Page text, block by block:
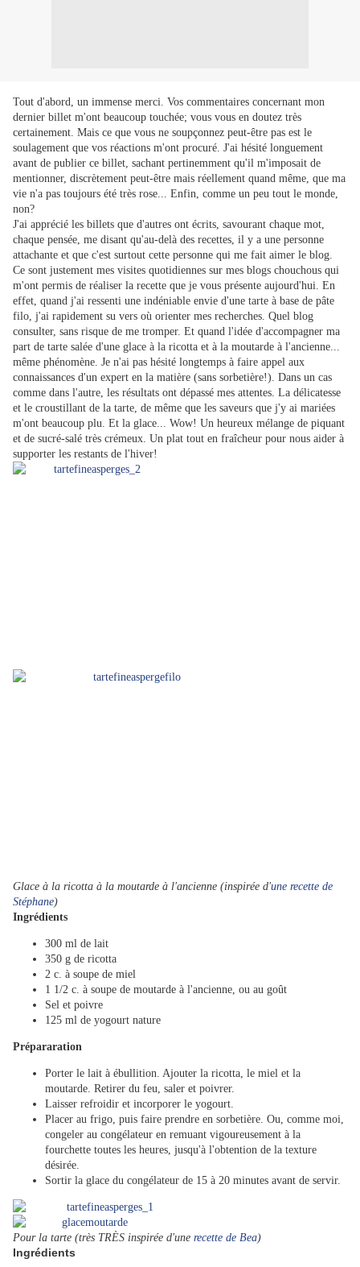
Tout d'abord, un immense merci. Vos commentaires concernant mon
dernier billet m'ont beaucoup touchée; vous vous en doutez très
certainement. Mais ce que vous ne soupçonnez peut-être pas est le
soulagement que vos réactions m'ont procuré. J'ai hésité longuement
avant de publier ce billet, sachant pertinemment qu'il m'imposait de
mentionner, discrètement peut-être mais réellement quand même, que ma
vie n'a pas toujours été très rose... Enfin, comme un peu tout le monde,
non?
J'ai apprécié les billets que d'autres ont écrits, savourant chaque mot,
chaque pensée, me disant qu'au-delà des recettes, il y a une personne
attachante et que c'est surtout cette personne qui me fait aimer le blog.
Ce sont justement mes visites quotidiennes sur mes blogs chouchous qui
m'ont permis de réaliser la recette que je vous présente aujourd'hui. En
effet, quand j'ai ressenti une indéniable envie d'une tarte à base de pâte
filo, j'ai rapidement su vers où orienter mes recherches. Quel blog
consulter, sans risque de me tromper. Et quand l'idée d'accompagner ma
part de tarte salée d'une glace à la ricotta et à la moutarde à l'ancienne...
même phénomène. Je n'ai pas hésité longtemps à faire appel aux
connaissances d'un expert en la matière (sans sorbetière!). Dans un cas
comme dans l'autre, les résultats ont dépassé mes attentes. La délicatesse
et le croustillant de la tarte, de même que les saveurs que j'y ai mariées
m'ont beaucoup plu. Et la glace... Wow! Un heureux mélange de piquant
et de sucré-salé très crémeux. Un plat tout en fraîcheur pour nous aider à
supporter les restants de l'hiver!
Glace à la ricotta à la moutarde à l'ancienne (inspirée d'une recette de
Stéphane)
Ingrédients
300 ml de lait
350 g de ricotta
2 c. à soupe de miel
1 1/2 c. à soupe de moutarde à l'ancienne, ou au goût
Sel et poivre
125 ml de yogourt nature
Prépararation
Porter le lait à ébullition. Ajouter la ricotta, le miel et la
moutarde. Retirer du feu, saler et poivrer.
Laisser refroidir et incorporer le yogourt.
Placer au frigo, puis faire prendre en sorbetière. Ou, comme moi,
congeler au congélateur en remuant vigoureusement à la
fourchette toutes les heures, jusqu'à l'obtention de la texture
désirée.
Sortir la glace du congélateur de 15 à 20 minutes avant de servir.
Pour la tarte (très TRÈS inspirée d'une recette de Bea)
Ingrédients